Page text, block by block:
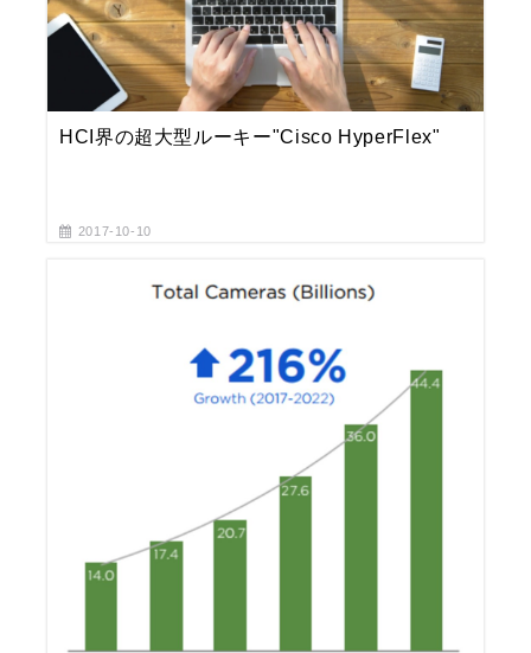
HCI界の超大型ルーキー"Cisco HyperFlex"
2017-10-10